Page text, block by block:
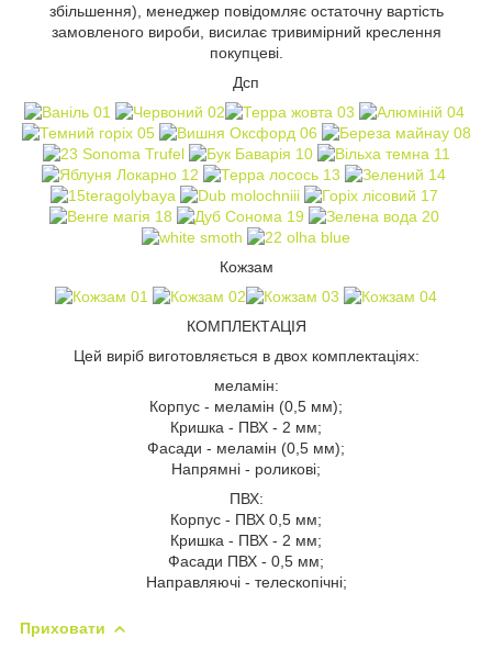
збільшення), менеджер повідомляє остаточну вартість
замовленого вироби, висилає тривимірний креслення
покупцеві.
Дсп
Кожзам
КОМПЛЕКТАЦІЯ
Цей виріб виготовляється в двох комплектаціях:
меламін:
Корпус - меламін (0,5 мм);
Кришка - ПВХ - 2 мм;
Фасади - меламін (0,5 мм);
Напрямні - роликові;
ПВХ:
Корпус - ПВХ 0,5 мм;
Кришка - ПВХ - 2 мм;
Фасади ПВХ - 0,5 мм;
Направляючі - телескопічні;
Приховати